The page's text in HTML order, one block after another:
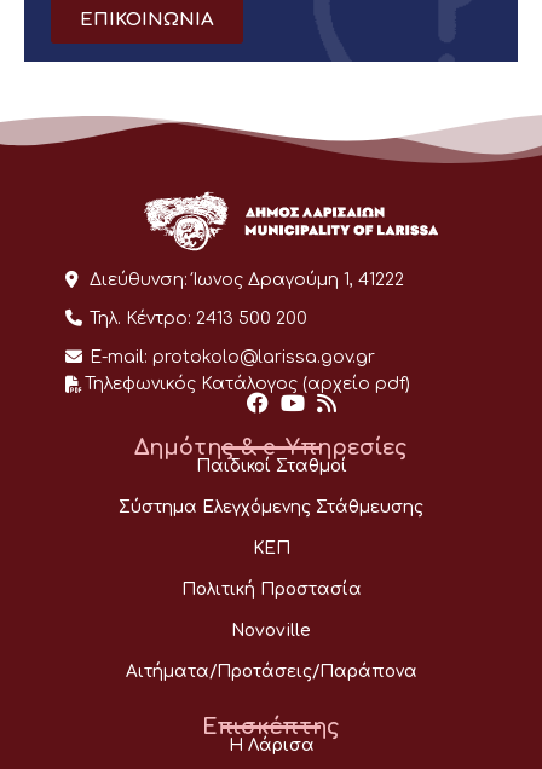
ΕΠΙΚΟΙΝΩΝΙΑ
Διεύθυνση: Ίωνος Δραγούμη 1, 41222
Τηλ. Κέντρο: 2413 500 200
E-mail: protokolo@larissa.gov.gr
Τηλεφωνικός Κατάλογος (αρχείο pdf)
Δημότης & e-Υπηρεσίες
Παιδικοί Σταθμοί
Σύστημα Ελεγχόμενης Στάθμευσης
ΚΕΠ
Πολιτική Προστασία
Novoville
Αιτήματα/Προτάσεις/Παράπονα
Επισκέπτης
Η Λάρισα